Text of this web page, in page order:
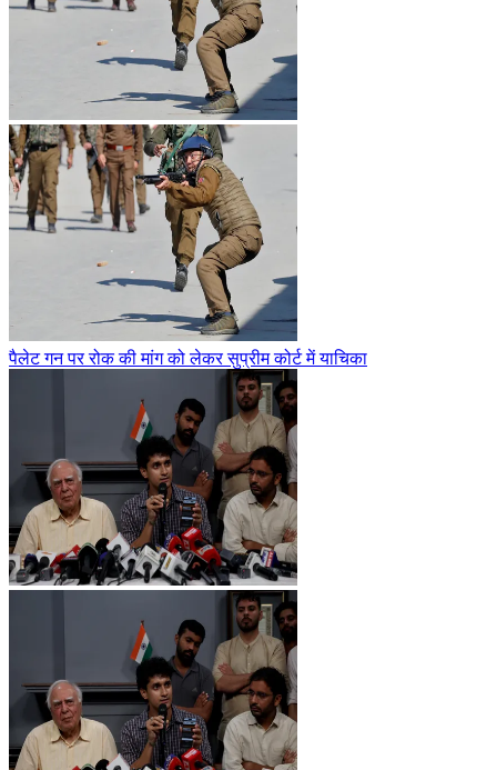
पैलेट गन पर रोक की मांग को लेकर सुप्रीम कोर्ट में याचिका